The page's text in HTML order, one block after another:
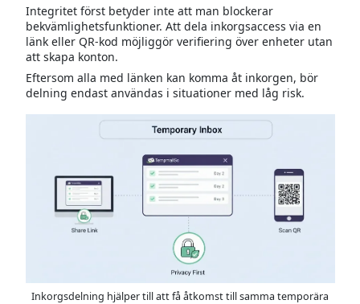
Integritet först betyder inte att man blockerar
bekvämlighetsfunktioner. Att dela inkorgsaccess via en
länk eller QR-kod möjliggör verifiering över enheter utan
att skapa konton.
Eftersom alla med länken kan komma åt inkorgen, bör
delning endast användas i situationer med låg risk.
Inkorgsdelning hjälper till att få åtkomst till samma temporära